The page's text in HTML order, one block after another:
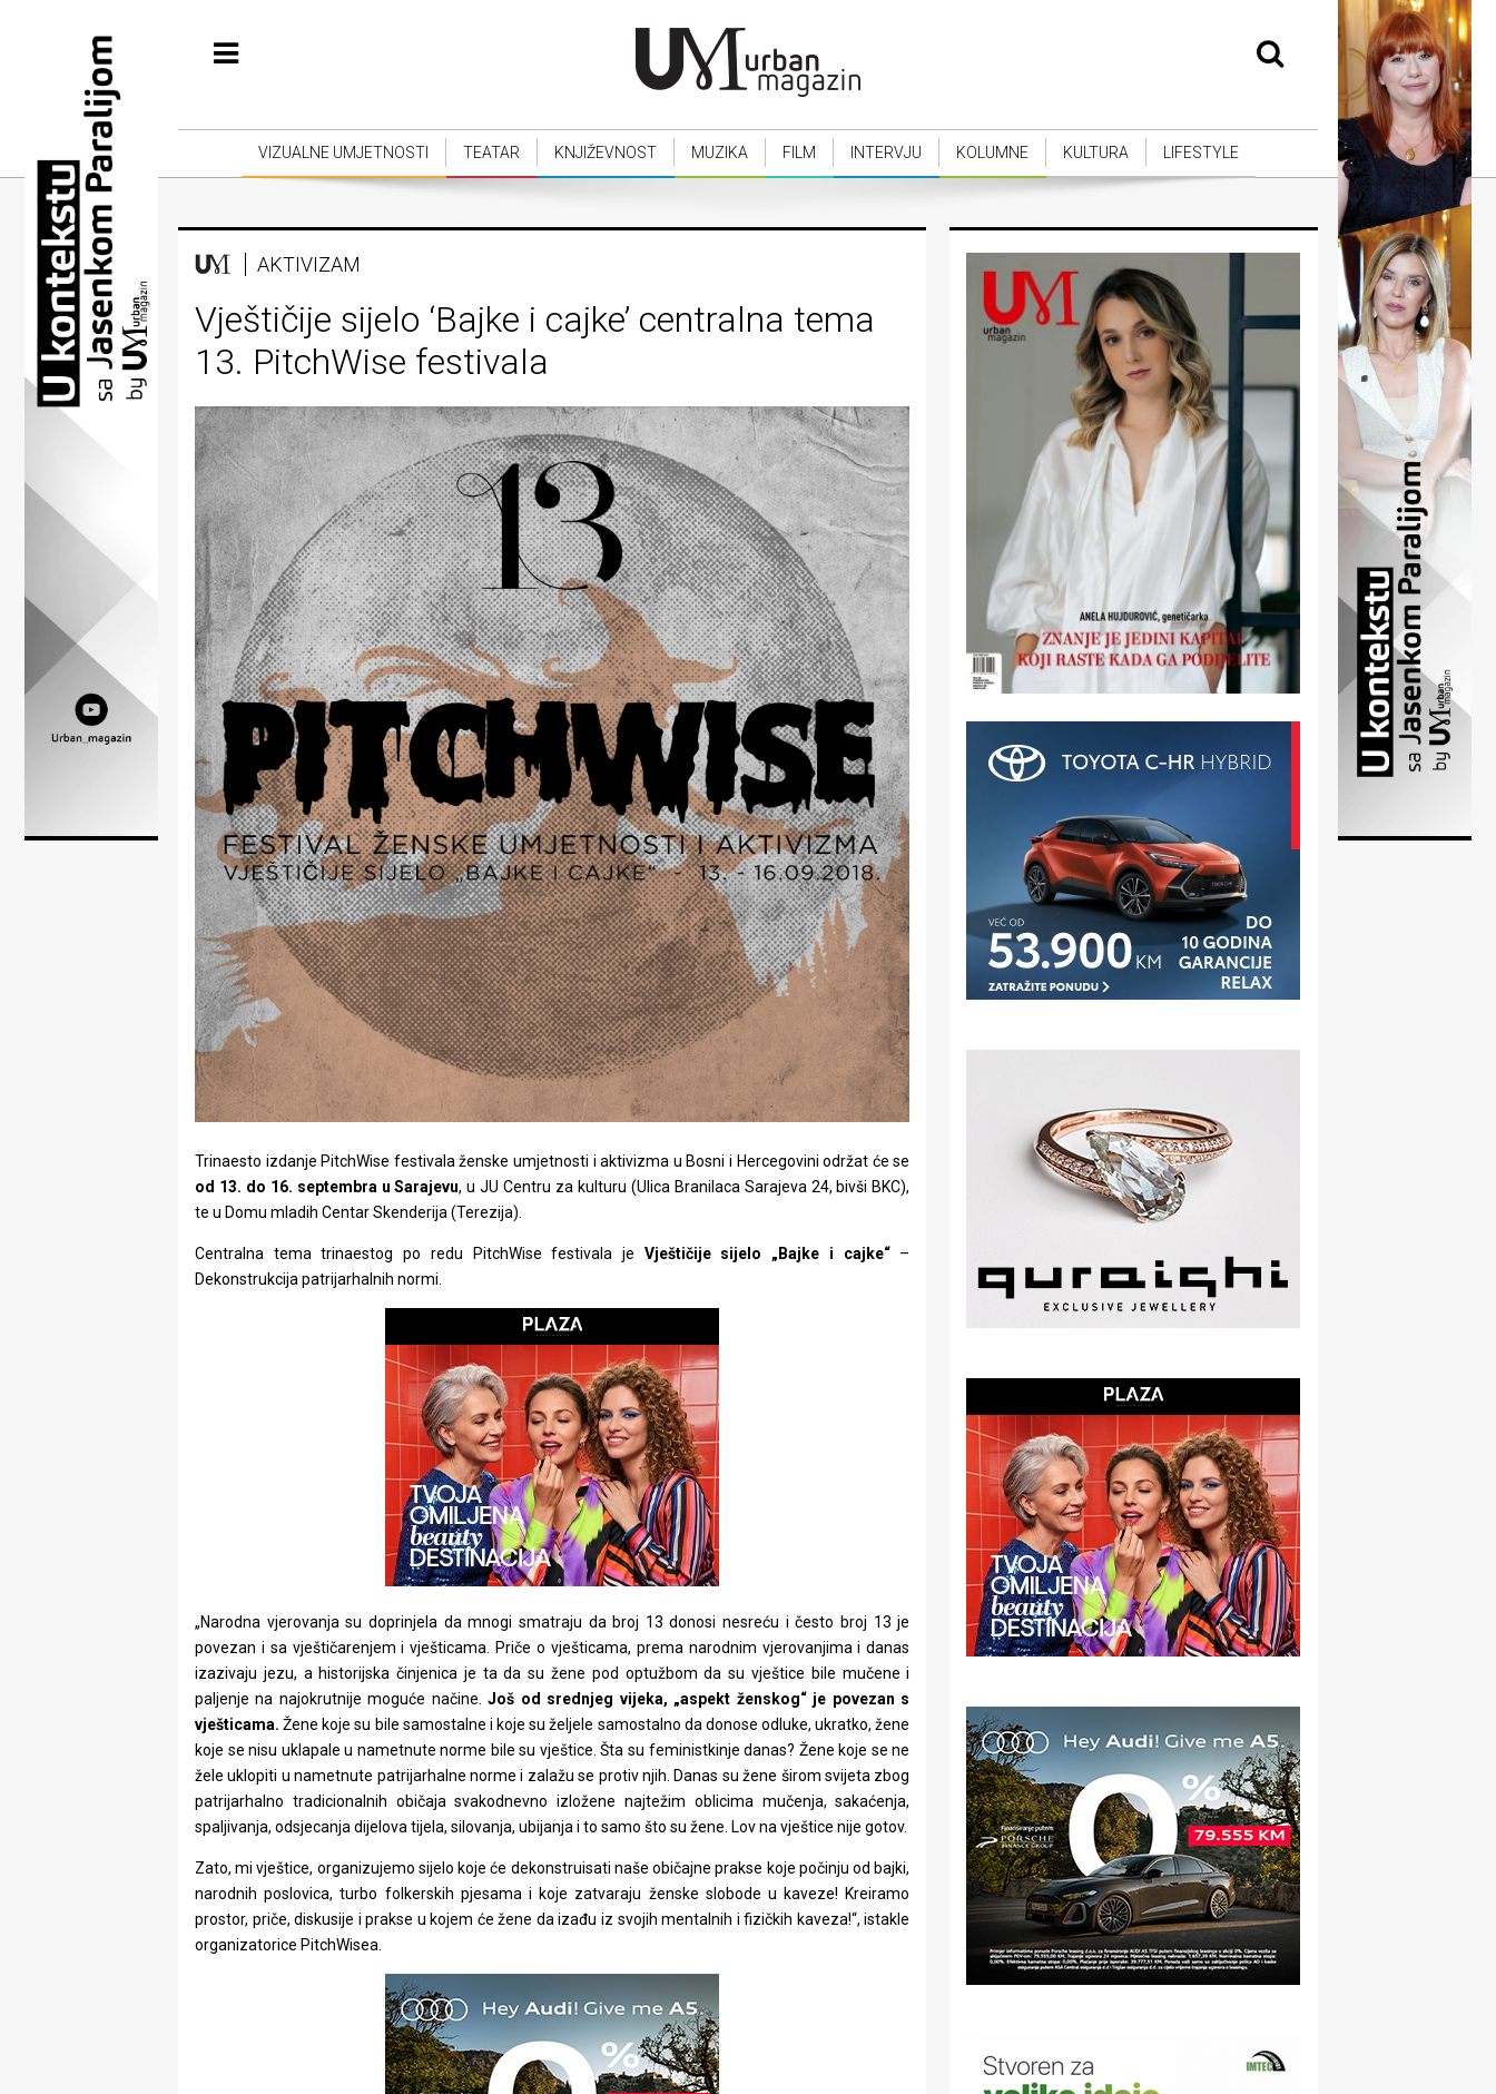
Vizualne
umjetnosti
Teatar
Književnost
Muzika
Film
Intervju
Kolumne
Lifestyle
Beauty
Zdravlje
stolom
u
VIZUALNE UMJETNOSTI TEATAR KNJIŽEVNOST MUZIKA FILM INTERVJU KOLUMNE KULTURA LIFESTYLE
AKTIVIZAM
Vještičije sijelo ‘Bajke i cajke’ centralna tema
13. PitchWise festivala
Trinaesto izdanje PitchWise festivala ženske umjetnosti i aktivizma u Bosni i Hercegovini održat će se
od 13. do 16. septembra u Sarajevu, u JU Centru za kulturu (Ulica Branilaca Sarajeva 24, bivši BKC),
te u Domu mladih Centar Skenderija (Terezija).
Centralna tema trinaestog po redu PitchWise festivala je Vještičije sijelo „Bajke i cajke“–
Dekonstrukcija patrijarhalnih normi.
„Narodna vjerovanja su doprinjela da mnogi smatraju da broj 13 donosi nesreću i često broj 13 je
povezan i sa vještičarenjem i vješticama. Priče o vješticama, prema narodnim vjerovanjima i danas
izazivaju jezu, a historijska činjenica je ta da su žene pod optužbom da su vještice bile mučene i
paljenje na najokrutnije moguće načine.Još od srednjeg vijeka, „aspekt ženskog“ je povezan s
vješticama. Žene koje su bile samostalne i koje su željele samostalno da donose odluke, ukratko, žene
koje se nisu uklapale u nametnute norme bile su vještice. Šta su feministkinje danas? Žene koje se ne
žele uklopiti u nametnute patrijarhalne norme i zalažu se protiv njih. Danas su žene širom svijeta zbog
patrijarhalno tradicionalnih običaja svakodnevno izložene najtežim oblicima mučenja, sakaćenja,
spaljivanja, odsjecanja dijelova tijela, silovanja, ubijanja i to samo što su žene. Lov na vještice nije gotov.
Zato, mi vještice, organizujemo sijelo koje će dekonstruisati naše običajne prakse koje počinju od bajki,
narodnih poslovica, turbo folkerskih pjesama i koje zatvaraju ženske slobode u kaveze! Kreiramo
prostor, priče, diskusije i prakse u kojem će žene da izađu iz svojih mentalnih i fizičkih kaveza!“, istakle
organizatorice PitchWisea.